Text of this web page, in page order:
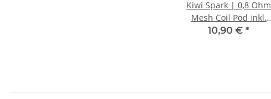
Kiwi Spark | 0,8 Ohm
Mesh Coil Pod inkl.
Filter Tip | Transparent
10,90 € *